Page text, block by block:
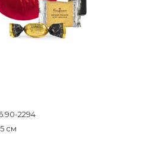
2294
см